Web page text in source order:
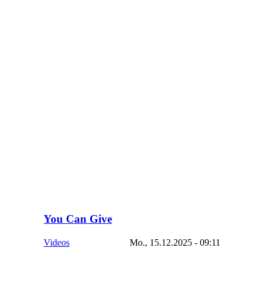
You Can Give
Videos Mo., 15.12.2025 - 09:11